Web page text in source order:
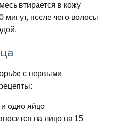
втирается в кожу
минут, после чего волосы
с первыми
одно яйцо
на лицо на 15